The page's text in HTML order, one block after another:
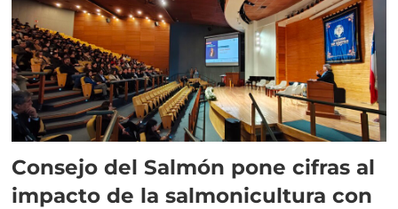
Consejo del Salmón pone cifras al
impacto de la salmonicultura con